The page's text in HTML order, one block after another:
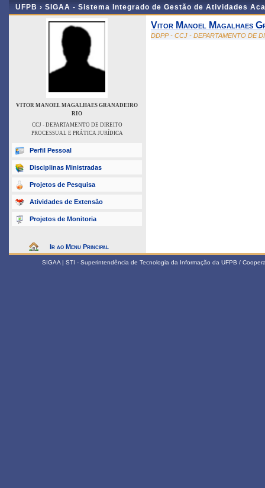
UFPB › SIGAA - Sistema Integrado de Gestão de Atividades
VITOR MANOEL MAGALHAES GRANADEIRO
RIO
CCJ - DEPARTAMENTO DE DIREITO
PROCESSUAL E PRÁTICA JURÍDICA
Perfil Pessoal
Disciplinas Ministradas
Projetos de Pesquisa
Atividades de Extensão
Projetos de Monitoria
Ir ao Menu Principal
Vitor Manoel Magalhaes
DDPP - CCJ - DEPARTAMENTO DE
SIGAA | STI - Superintendência de Tecnologia da Informação da UFPB /